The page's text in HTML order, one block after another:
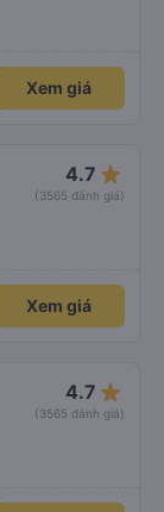
Xem giá
4.7 star_rate
(3565 đánh giá)
Xem giá
4.7 star_rate
(3565 đánh giá)